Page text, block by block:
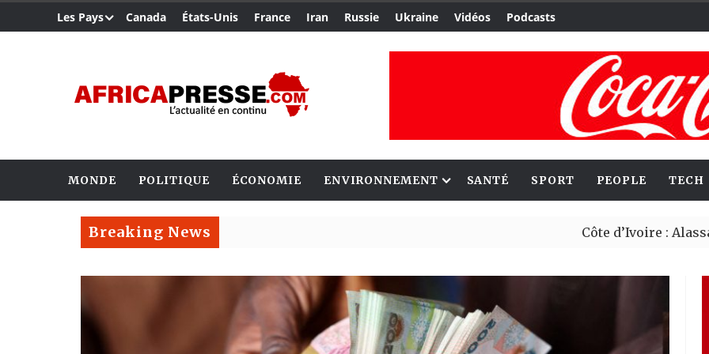
Les Pays Canada États-Unis France Iran Russie Ukraine Vidéos Podcasts
MONDE POLITIQUE ÉCONOMIE ENVIRONNEMENT SANTÉ SPORT PEOPLE TECH
Breaking News Côte d’Ivoire : Alassane